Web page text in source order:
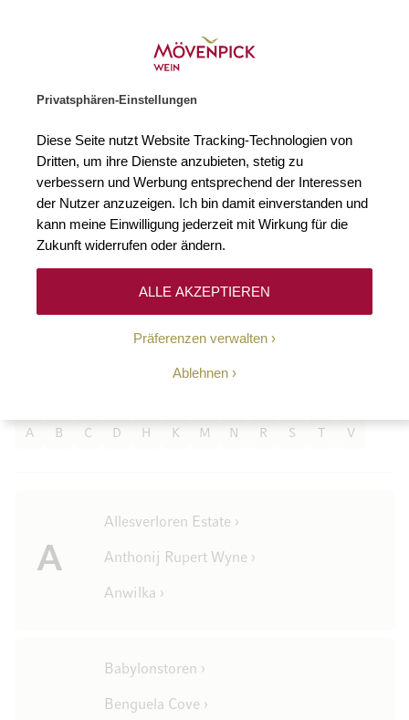
Privatsphären-Einstellungen
Diese Seite nutzt Website Tracking-Technologien von
Dritten, um ihre Dienste anzubieten, stetig zu
verbessern und Werbung entsprechend der Interessen
der Nutzer anzuzeigen. Ich bin damit einverstanden und
kann meine Einwilligung jederzeit mit Wirkung für die
Zukunft widerrufen oder ändern.
Präferenzen verwalten
Ablehnen
ALLE AKZEPTIEREN
Südafrika
A B C D H K M N R S V
A
Allesverloren Estate ›
Anthonij Rupert Wyne ›
Anwilka ›
Babylonstoren ›
Benguela Cove ›